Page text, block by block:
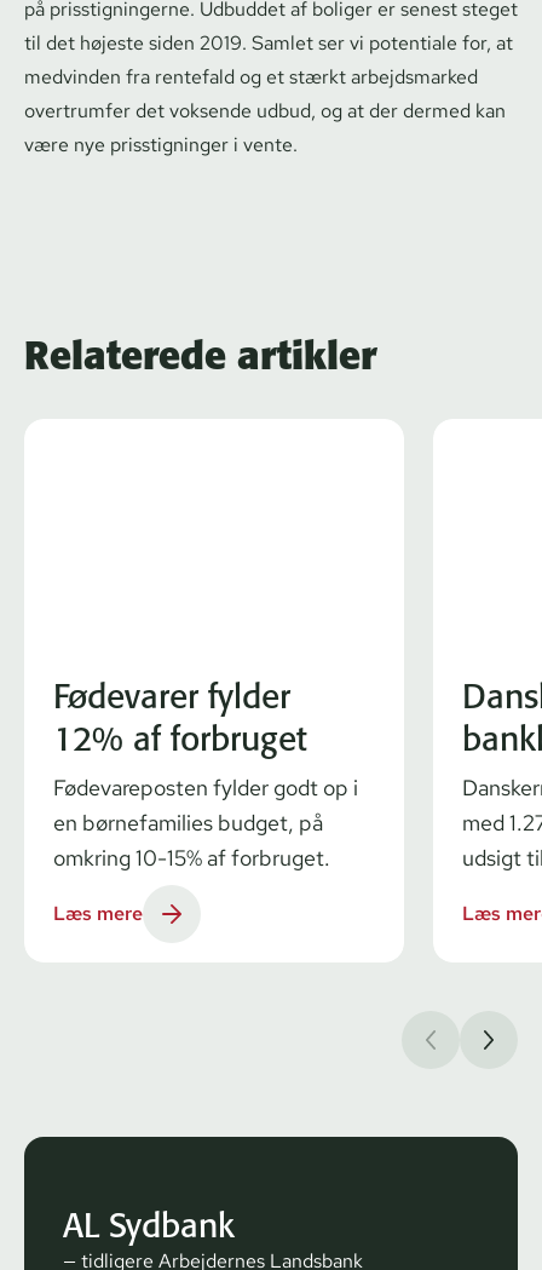
på pris­stig­nin­ger­ne. Udbuddet af boliger er senest steget
til det højeste siden 2019. Samlet ser vi potentiale for, at
medvinden fra rentefald og et stærkt arbejdsmarked
overtrumfer det voksende udbud, og at der dermed kan
være nye prisstigninger i vente.
Relaterede artikler
Fødevarer fylder
12% af forbruget
Fødevareposten fylder godt op i
en børnefamilies budget, på
omkring 10-15% af forbruget.
Læs mere
med
udsigt
Læs
AL Sydbank
— tidligere Arbejdernes Landsbank